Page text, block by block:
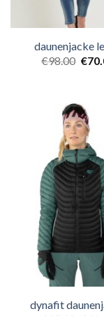
daunenjacke
€98.00 €
dynafit